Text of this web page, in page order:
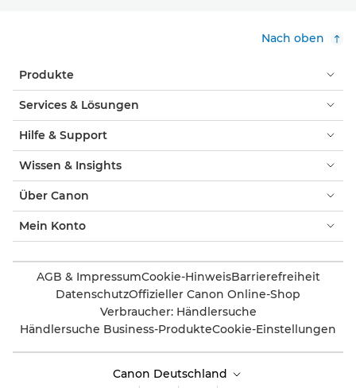
Nach oben
Produkte
Services & Lösungen
Hilfe & Support
Wissen & Insights
Über Canon
Mein Konto
AGB & ImpressumCookie-HinweisBarrierefreiheit
DatenschutzOffizieller Canon Online-Shop
Verbraucher: Händlersuche
Händlersuche Business-ProdukteCookie-Einstellungen
Canon Deutschland